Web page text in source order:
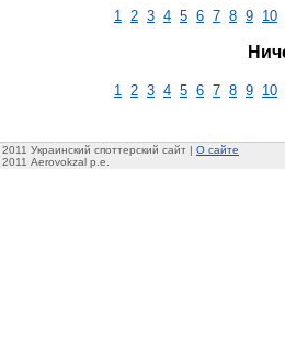
1 2 3 4 5 6 7 8 9 10
1 2 3 4 5 6 7 8 9 10
Украинский споттерский сайт | О сайте
Aerovokzal p.e.